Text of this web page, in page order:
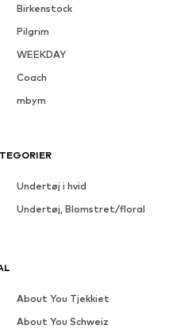
Birkenstock
Pilgrim
WEEKDAY
Coach
mbym
Undertøj i hvid
Undertøj, Blomstret/floral
About You Tjekkiet
About You Schweiz